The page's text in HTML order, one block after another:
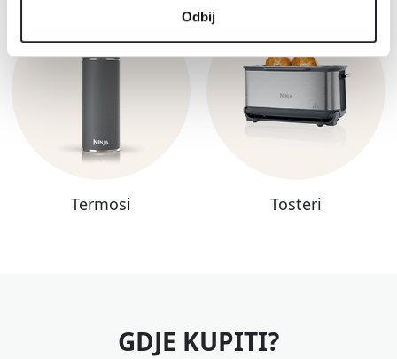
Odbij
Termosi Tosteri
GDJE KUPITI?